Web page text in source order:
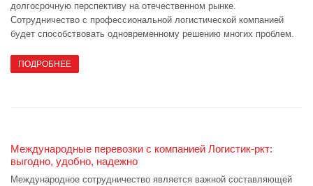
долгосрочную перспективу на отечественном рынке.
Сотрудничество с профессиональной логистической компанией
будет способствовать одновременному решению многих проблем.
ПОДРОБНЕЕ
Международные перевозки с компанией Логистик-ркт:
выгодно, удобно, надежно
Международное сотрудничество является важной составляющей